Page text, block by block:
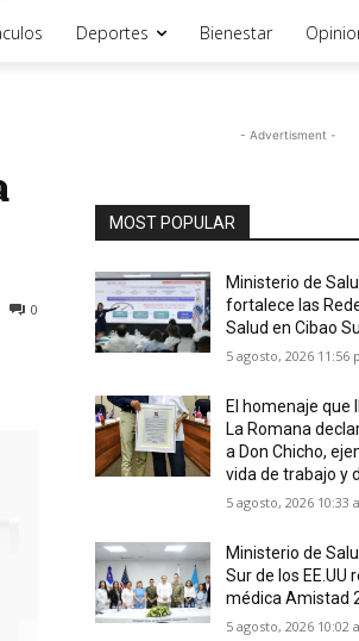
Deportes Bienestar
0
- Advertisment -
MOST POPULAR
Ministerio de
fortalece las
Salud en Cibao
5 agosto, 2026 11:56
El homenaje que
La Romana
a Don Chicho,
vida de trabajo y
5 agosto, 2026 10:33
Ministerio de
Sur de los EE.UU
médica Amistad
5 agosto, 2026 10:02